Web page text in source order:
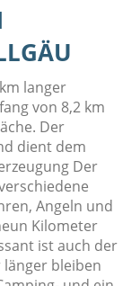
langer
von 8,2 km
Der
dient dem
Der
Angeln und
Kilometer
ist auch der
bleiben